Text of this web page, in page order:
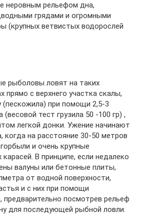
неровным рельефом дна,
грядами и огромными
(крупных ветвистых водорослей
рыболовы ловят на таких
прямо с верхнего участка скалы,
(пескожила) при помощи 2,5-3
(весовой тест грузила 50 -100 гр) ,
легкой донки. Ужение начинают
когда на расстояние 30-50 метров
и очень крупные
В принципе, если недалеко
валуны или бетонные плиты,
от водной поверхности,
и с них при помощи
предварительно посмотрев рельеф
для последующей рыбной ловли.